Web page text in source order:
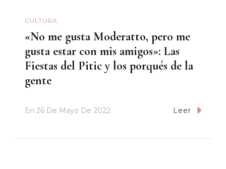
CULTURA
«No me gusta Moderatto, pero me
gusta estar con mis amigos»: Las
Fiestas del Pitic y los porqués de la
gente
En 26 De Mayo De 2022 Leer